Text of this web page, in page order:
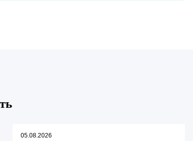
05.08.2026